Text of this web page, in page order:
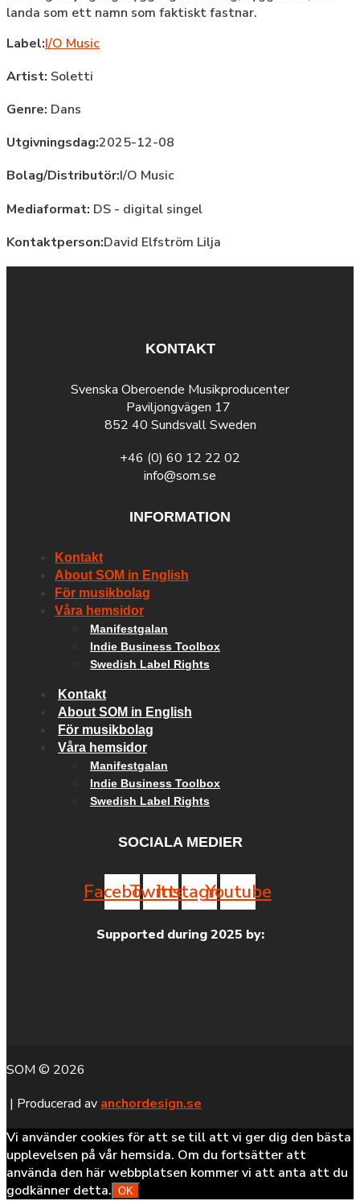
landa som ett namn som faktiskt fastnar.
Label:I/O Music
Artist: Soletti
Genre: Dans
Utgivningsdag:2025-12-08
Bolag/Distributör:I/O Music
Mediaformat: DS - digital singel
Kontaktperson:David Elfström Lilja
KONTAKT
Svenska Oberoende Musikproducenter
Paviljongvägen 17
852 40 Sundsvall Sweden
+46 (0) 60 12 22 02
info@som.se
INFORMATION
Kontakt
About SOM in English
För musikbolag
Våra hemsidor
Manifestgalan
Indie Business Toolbox
Swedish Label Rights
Kontakt
About SOM in English
För musikbolag
Våra hemsidor
Manifestgalan
Indie Business Toolbox
Swedish Label Rights
SOCIALA MEDIER
FacebookTwitter
Instagram
Youtube
Supported during 2025 by:
SOM © 2026
| Producerad av anchordesign.se
Vi använder cookies för att se till att vi ger dig den bästa
upplevelsen på vår hemsida. Om du fortsätter att
använda den här webbplatsen kommer vi att anta att du
godkänner detta. OK